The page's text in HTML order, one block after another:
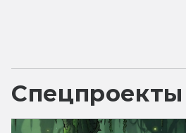
Спецпроекты